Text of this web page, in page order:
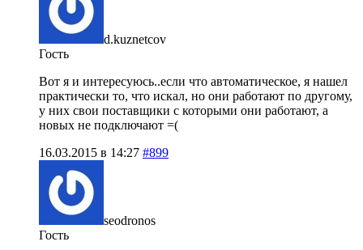
d.kuznetcov
Гость
Вот я и интересуюсь..если что автоматическое, я нашел
практически то, что искал, но они работают по другому,
у них свои поставщики с которыми они работают, а
новых не подключают =(
16.03.2015 в 14:27 #899
seodronos
Гость